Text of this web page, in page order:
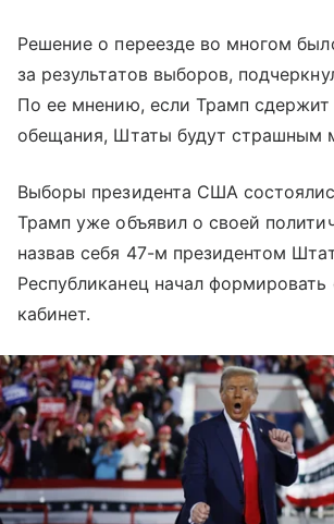
Решение о переезде во многом
за результатов выборов,
По ее мнению, если Трамп сдержит
обещания, Штаты будут страшным
Выборы президента США
Трамп уже объявил о своей
назвав себя 47-м президентом
Республиканец начал
кабинет.